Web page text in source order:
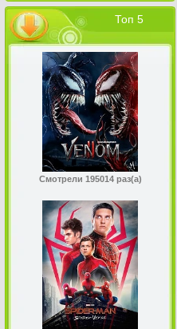
Топ 5
Смотрели 195014 раз(а)